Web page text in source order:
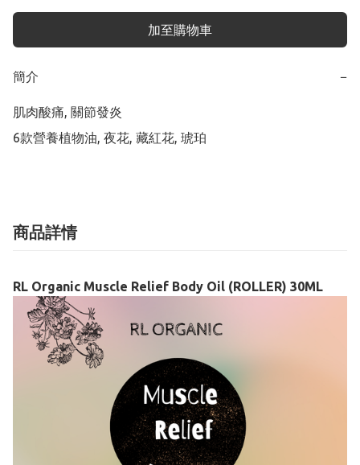
加至購物車
簡介 −
肌肉酸痛, 關節發炎
6款營養植物油, 夜花, 藏紅花, 琥珀
商品詳情
RL Organic Muscle Relief Body Oil (ROLLER) 30ML